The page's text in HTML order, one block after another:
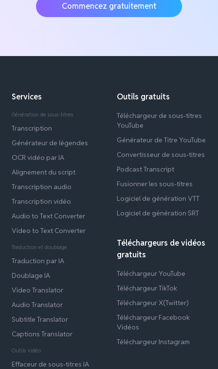
Commencez gratuitement
Services
Génération de sous-titres
Transcription
Générateur de légendes
OCR vidéo par IA
Alignement du script
Transcription audio
Transcription vidéo
Audio to Text Converter
Video to Text Converter
Traduction et doublage
Traduction par IA
Doublage IA
Video Translator
Audio Translator
Subtitle Translator
Captions Translator
Outils vidéo
Effaceur de sous-titres IA
Outils gratuits
Téléchargeur de sous-titres
YouTube
Générateur de Titre YouTube
Convertisseur de sous-titres
Podcast Transcript
Fusionner les sous-titres
Logiciel de génération VTT
Logiciel de génération SRT
Téléchargeurs de vidéos
gratuits
Téléchargeur YouTube
Téléchargeur TikTok
Téléchargeur X(Twitter)
Téléchargeur Facebook
Vidéos
Téléchargeur Instagram